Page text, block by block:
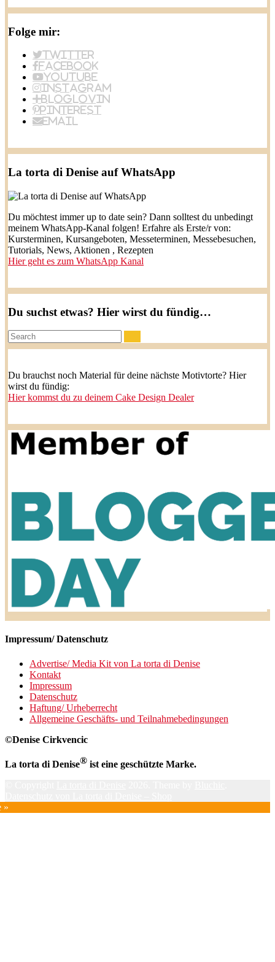
Folge mir:
Twitter
Facebook
YouTube
Instagram
BlogLovin
Pinterest
Email
La torta di Denise auf WhatsApp
Du möchtest immer up to date sein? Dann solltest du unbedingt
meinem WhatsApp-Kanal folgen! Erfahre als Erste/r von:
Kursterminen, Kursangeboten, Messeterminen, Messebesuchen,
Tutorials, News, Aktionen , Rezepten
Hier geht es zum WhatsApp Kanal
Du suchst etwas? Hier wirst du fündig…
Search:
Du brauchst noch Material für deine nächste Motivtorte? Hier
wirst du fündig:
Hier kommst du zu deinem Cake Design Dealer
Impressum/ Datenschutz
Advertise/ Media Kit von La torta di Denise
Kontakt
Impressum
Datenschutz
Haftung/ Urheberrecht
Allgemeine Geschäfts- und Teilnahmebedingungen
©Denise Cirkvencic
La torta di Denise® ist eine geschützte Marke.
»